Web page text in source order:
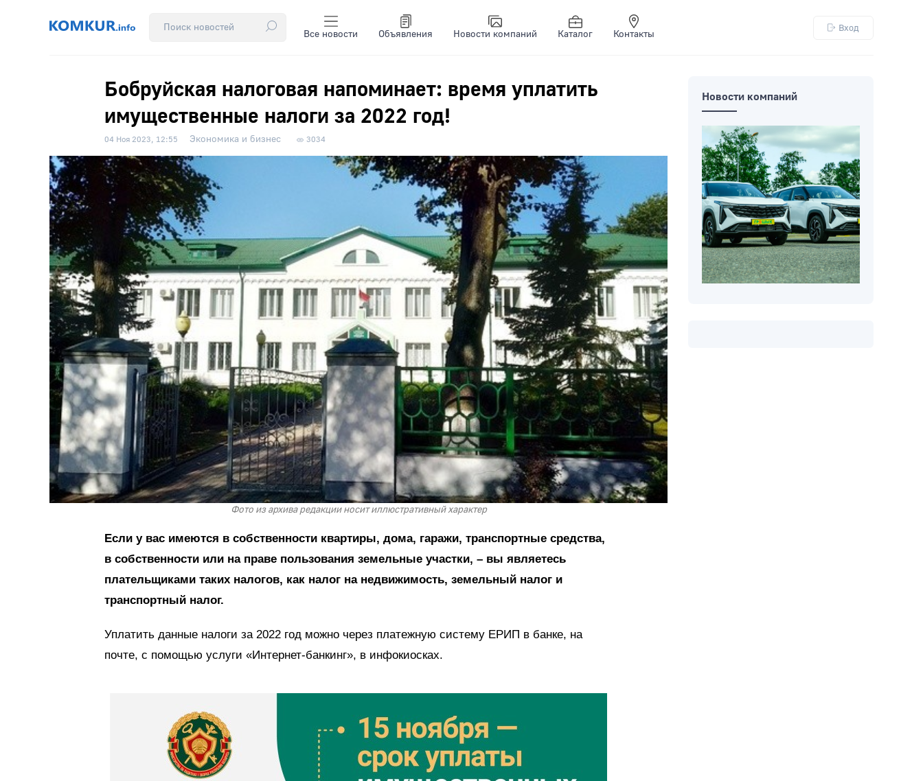
Все новости Объявления Новости компаний Каталог Контакты
Вход
Бобруйская налоговая напоминает: время уплатить
имущественные налоги за 2022 год!
04 Ноя 2023, 12:55 Экономика и бизнес 3034
Фото из архива редакции носит иллюстративный характер
Если у вас имеются в собственности квартиры, дома, гаражи, транспортные средства,
в собственности или на праве пользования земельные участки, – вы являетесь
плательщиками таких налогов, как налог на недвижимость, земельный налог и
транспортный налог.
Уплатить данные налоги за 2022 год можно через платежную систему ЕРИП в банке, на
почте, с помощью услуги «Интернет-банкинг», в инфокиосках.
Новости компаний